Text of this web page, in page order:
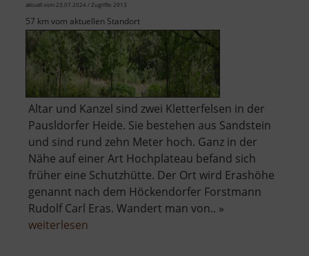
aktuell vom 23.07.2024 / Zugriffe: 2913
57 km vom aktuellen Standort
Altar und Kanzel sind zwei Kletterfelsen in der
Pausldorfer Heide. Sie bestehen aus Sandstein
und sind rund zehn Meter hoch. Ganz in der
Nähe auf einer Art Hochplateau befand sich
früher eine Schutzhütte. Der Ort wird Erashöhe
genannt nach dem Höckendorfer Forstmann
Rudolf Carl Eras. Wandert man von.. »
weiterlesen